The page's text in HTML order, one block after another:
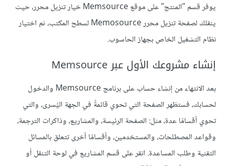
يوفر قسم "المنتج" على موقع Memsource خيار تنزيل محرر، حيث
ينقلك لصفحة تنزيل محرر Memosource لسطح المكتب، ثم اختيار
نظام التشغيل الخاص بجهاز الحاسوب.
إنشاء مشروعك الأول عبر Memsource
بعد الانتهاء من إنشاء حساب على برنامج Memsource والدخول
لحسابك، فستظهر الصفحة التي تحوي قائمةً في الجهة اليُسرى، والتي
تحوي أقسامًا عدة، مثل: الصفحة الرئيسة، والمشاريع، وذاكرات الترجمة،
وقواعد المصطلحات، والمستخدمين، وأقسامًا أخرى تتعلق بالمسائل
التقنية وطلب المساعدة. انقر على قسم المشاريع في لوحة التنقل أو